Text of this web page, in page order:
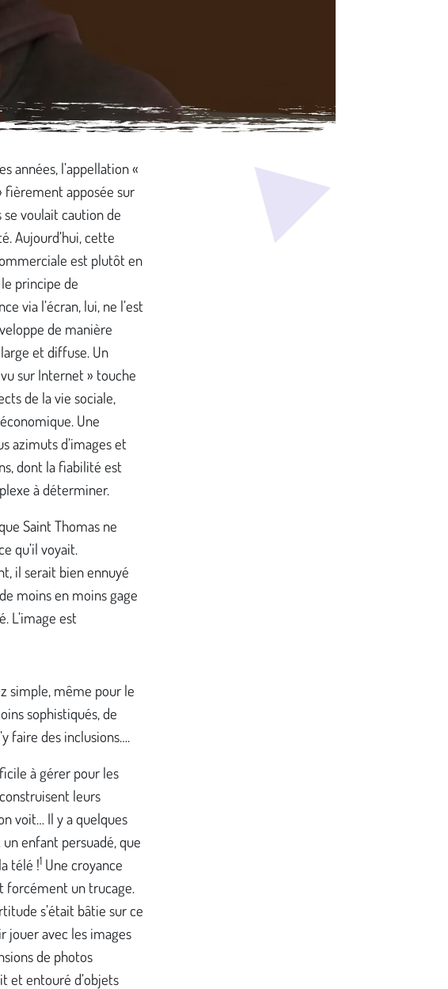
années, l’appellation «
fièrement apposée sur
voulait caution de
Aujourd’hui, cette
est plutôt en
principe de
via l’écran, lui, ne l’est
de manière
et diffuse. Un
sur Internet » touche
de la vie sociale,
Une
azimuts d’images et
dont la fiabilité est
à déterminer.
Saint Thomas ne
qu’il voyait.
il serait bien ennuyé
moins en moins gage
L’image est
simple, même pour le
sophistiqués, de
faire des inclusions….
à gérer pour les
leurs
voit… Il y a quelques
un enfant persuadé, que
télé !1 Une croyance
forcément un trucage.
s’était bâtie sur ce
jouer avec les images
de photos
et entouré d’objets